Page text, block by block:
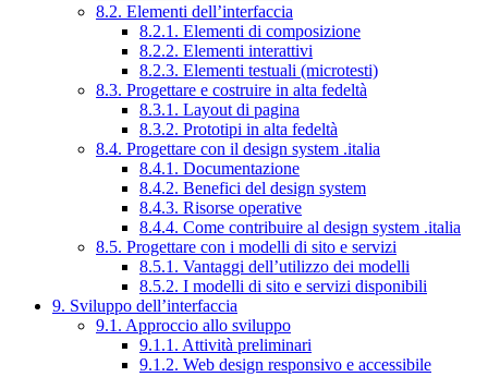
8.2. Elementi dell’interfaccia
8.2.1. Elementi di composizione
8.2.2. Elementi interattivi
8.2.3. Elementi testuali (microtesti)
8.3. Progettare e costruire in alta fedeltà
8.3.1. Layout di pagina
8.3.2. Prototipi in alta fedeltà
8.4. Progettare con il design system .italia
8.4.1. Documentazione
8.4.2. Benefici del design system
8.4.3. Risorse operative
8.4.4. Come contribuire al design system .italia
8.5. Progettare con i modelli di sito e servizi
8.5.1. Vantaggi dell’utilizzo dei modelli
8.5.2. I modelli di sito e servizi disponibili
9. Sviluppo dell’interfaccia
9.1. Approccio allo sviluppo
9.1.1. Attività preliminari
9.1.2. Web design responsivo e accessibile